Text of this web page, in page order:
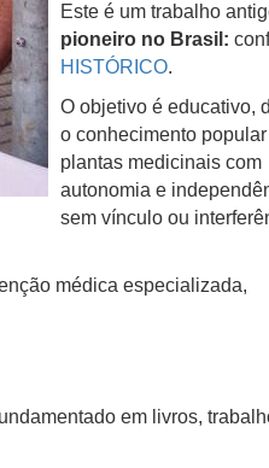
Este é um trabalho
pioneiro no Brasil:
HISTÓRICO.
O objetivo é educativo,
o conhecimento
plantas medicinais com
autonomia e
sem vínculo ou
médica especializada,
em livros,